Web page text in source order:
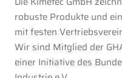
robuste Produkte und
mit festen
Wir sind Mitglied der
einer Initiative des